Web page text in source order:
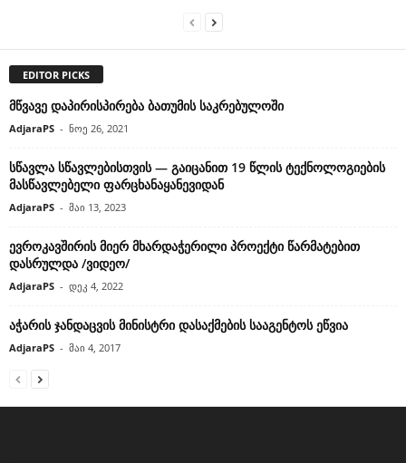
EDITOR PICKS
მწვავე დაპირისპირება ბათუმის საკრებულოში
AdjaraPS - ნოე 26, 2021
სწავლა სწავლებისთვის — გაიცანით 19 წლის ტექნოლოგიების
მასწავლებელი ფარცხანაყანევიდან
AdjaraPS - მაი 13, 2023
ევროკავშირის მიერ მხარდაჭერილი პროექტი წარმატებით
დასრულდა /ვიდეო/
AdjaraPS - დეკ 4, 2022
აჭარის ჯანდაცვის მინისტრი დასაქმების სააგენტოს ეწვია
AdjaraPS - მაი 4, 2017